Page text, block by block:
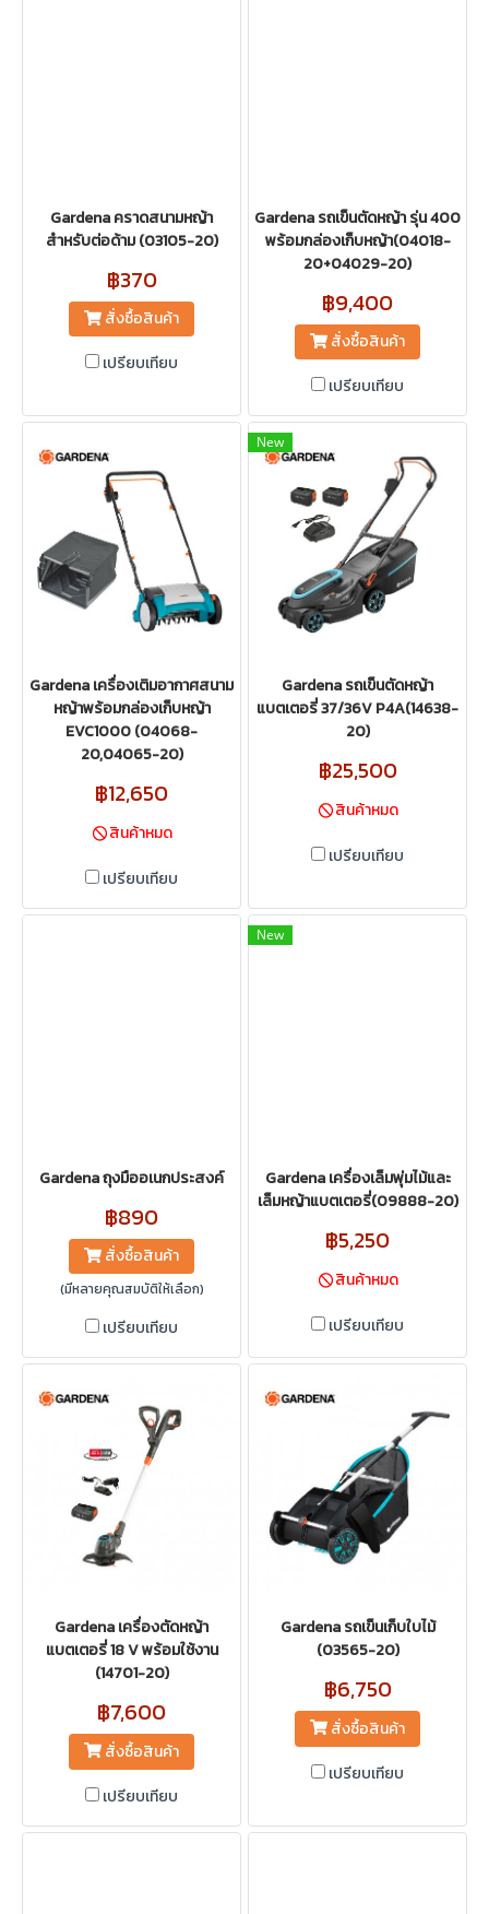
Gardena คราดสนามหญ้า
สำหรับต่อด้าม (03105-20)
฿370
สั่งซื้อสินค้า
เปรียบเทียบ
Gardena รถเข็นตัดหญ้า รุ่น 400
พร้อมกล่องเก็บหญ้า(04018-
20+04029-20)
฿9,400
สั่งซื้อสินค้า
เปรียบเทียบ
Gardena เครื่องเติมอากาศสนาม
หญ้าพร้อมกล่องเก็บหญ้า
EVC1000 (04068-
20,04065-20)
฿12,650
สินค้าหมด
เปรียบเทียบ
New
Gardena รถเข็นตัดหญ้า
แบตเตอรี่ 37/36V P4A(14638-
20)
฿25,500
สินค้าหมด
เปรียบเทียบ
Gardena ถุงมืออเนกประสงค์
฿890
สั่งซื้อสินค้า
(มีหลายคุณสมบัติให้เลือก)
เปรียบเทียบ
New
Gardena เครื่องเล็มพุ่มไม้และ
เล็มหญ้าแบตเตอรี่(09888-20)
฿5,250
สินค้าหมด
เปรียบเทียบ
Gardena เครื่องตัดหญ้า
แบตเตอรี่ 18 V พร้อมใช้งาน
(14701-20)
฿7,600
สั่งซื้อสินค้า
เปรียบเทียบ
Gardena รถเข็นเก็บใบไม้
(03565-20)
฿6,750
สั่งซื้อสินค้า
เปรียบเทียบ